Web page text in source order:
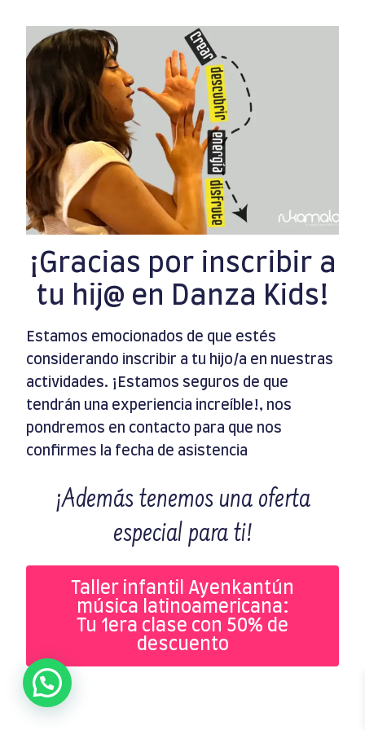
¡Gracias por inscribir a
tu hij@ en Danza Kids!
Estamos emocionados de que estés
considerando inscribir a tu hijo/a en nuestras
actividades. ¡Estamos seguros de que
tendrán una experiencia increíble!, nos
pondremos en contacto para que nos
confirmes la fecha de asistencia
¡Además tenemos una oferta
especial para ti!
Taller infantil Ayenkantún
música latinoamericana:
Tu 1era clase con 50% de
descuento